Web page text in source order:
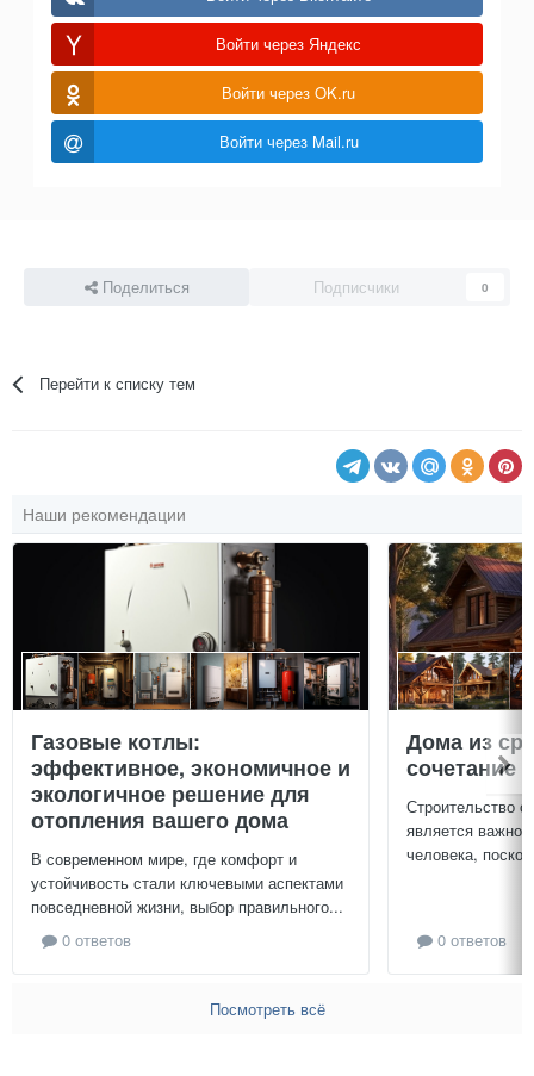
Войти через Яндекс
Войти через OK.ru
Войти через Mail.ru
Поделиться Подписчики 0
Перейти к списку тем
Наши рекомендации
Газовые котлы:
эффективное, экономичное и
экологичное решение для
отопления вашего дома
В современном мире, где комфорт и
устойчивость стали ключевыми аспектами
повседневной жизни, выбор правильного...
0 ответов
Дома из
сочетание
Строительство
является
человека,
0 ответов
Посмотреть всё